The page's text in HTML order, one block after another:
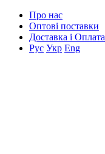
Про нас
Оптові поставки
Доставка і Оплата
Рус Укр Eng